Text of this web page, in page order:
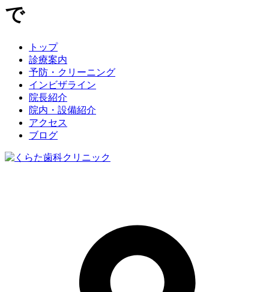
で
トップ
診療案内
予防・クリーニング
インビザライン
院長紹介
院内・設備紹介
アクセス
ブログ